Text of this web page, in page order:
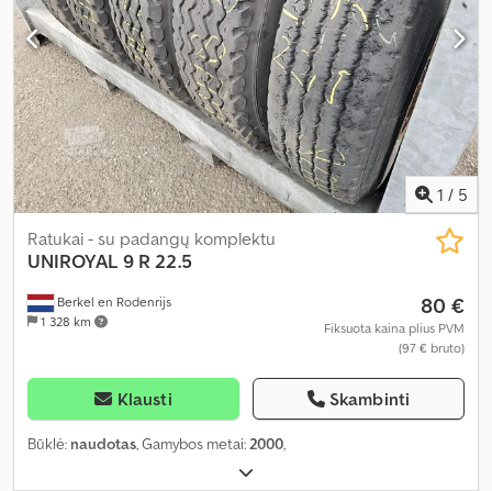
1 / 5
Berkel en Rodenrijs
1 328 km
Ratukai - su padangų komplektu
UNIROYAL 9 R 22.5
80 €
Fiksuota kaina plius PVM
(97 € bruto)
Klausti Skambinti
Būklė: naudotas, Gamybos metai: 2000,